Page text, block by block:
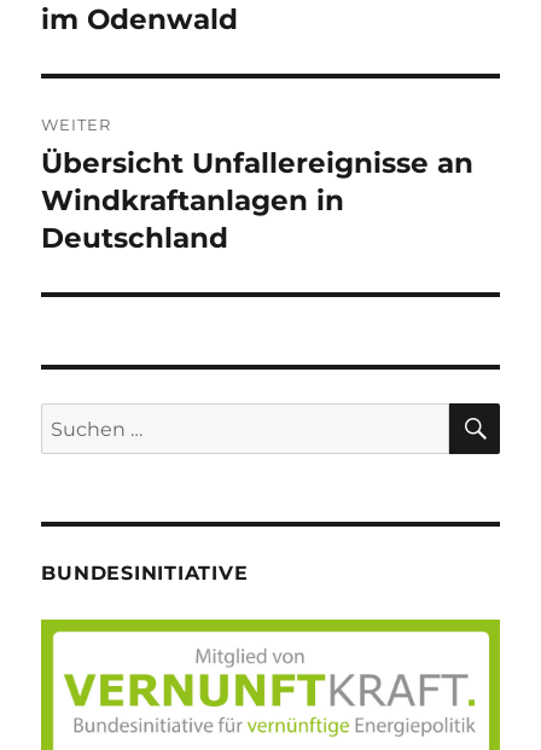
Beitrag:
im Odenwald
WEITER
Nächster
Beitrag:
Übersicht Unfallereignisse an
Windkraftanlagen in
Deutschland
Suche
nach:
BUNDESINITIATIVE